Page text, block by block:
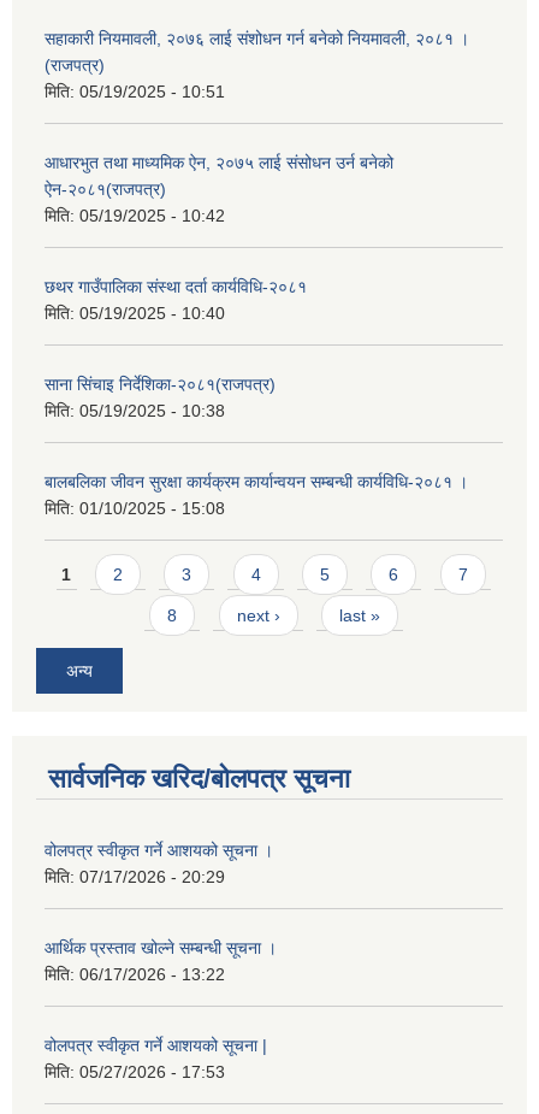
सहाकारी नियमावली, २०७६ लाई संशोधन गर्न बनेको नियमावली, २०८१ ।
(राजपत्र)
मिति: 05/19/2025 - 10:51
आधारभुत तथा माध्यमिक ऐन, २०७५ लाई संसोधन उर्न बनेको
ऐन-२०८१(राजपत्र)
मिति: 05/19/2025 - 10:42
छथर गाउँपालिका संस्था दर्ता कार्यविधि-२०८१
मिति: 05/19/2025 - 10:40
साना सिंचाइ निर्देशिका-२०८१(राजपत्र)
मिति: 05/19/2025 - 10:38
बालबलिका जीवन सुरक्षा कार्यक्रम कार्यान्वयन सम्बन्धी कार्यविधि-२०८१ ।
मिति: 01/10/2025 - 15:08
Pages
1 2 3 4 5 6 7
8 next › last »
अन्य
सार्वजनिक खरिद/बोलपत्र सूचना
वोलपत्र स्वीकृत गर्ने आशयको सूचना ।
मिति: 07/17/2026 - 20:29
आर्थिक प्रस्ताव खोल्ने सम्बन्धी सूचना ।
मिति: 06/17/2026 - 13:22
वोलपत्र स्वीकृत गर्ने आशयको सूचना |
मिति: 05/27/2026 - 17:53